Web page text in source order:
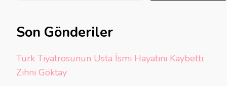
Son Gönderiler
Türk Tiyatrosunun Usta İsmi Hayatını Kaybetti:
Zihni Göktay